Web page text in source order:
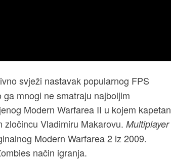
svježi nastavak popularnog FPS
mnogi ne smatraju najboljim
Modern Warfarea II u kojem kapetan
zločincu Vladimiru Makarovu. Multiplayer
Modern Warfarea 2 iz 2009.
način igranja.